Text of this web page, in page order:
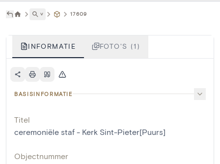
˅ 17609
INFORMATIE FOTO'S (1)
BASISINFORMATIE
Titel
ceremoniële staf - Kerk Sint-Pieter[Puurs]
Objectnummer